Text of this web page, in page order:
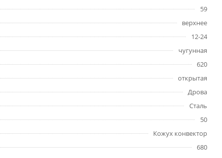
59
верхнее
12-24
чугунная
620
открытая
Дрова
Сталь
50
Кожух конвектор
680